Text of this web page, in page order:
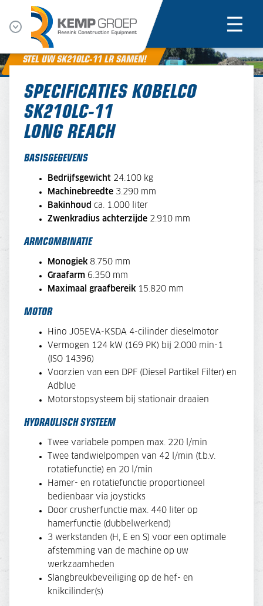
STEL UW SK210LC-11 LR SAMEN!
SPECIFICATIES KOBELCO
SK210LC-11
LONG REACH
BASISGEGEVENS
Bedrijfsgewicht 24.100 kg
Machinebreedte 3.290 mm
Bakinhoud ca. 1.000 liter
Zwenkradius achterzijde 2.910 mm
ARMCOMBINATIE
Monogiek 8.750 mm
Graafarm 6.350 mm
Maximaal graafbereik 15.820 mm
MOTOR
Hino J05EVA-KSDA 4-cilinder dieselmotor
Vermogen 124 kW (169 PK) bij 2.000 min-1
(ISO 14396)
Voorzien van een DPF (Diesel Partikel Filter) en
Adblue
Motorstopsysteem bij stationair draaien
HYDRAULISCH SYSTEEM
Twee variabele pompen max. 220 l/min
Twee tandwielpompen van 42 l/min (t.b.v.
rotatiefunctie) en 20 l/min
Hamer- en rotatiefunctie proportioneel
bedienbaar via joysticks
Door crusherfunctie max. 440 liter op
hamerfunctie (dubbelwerkend)
3 werkstanden (H, E en S) voor een optimale
afstemming van de machine op uw
werkzaamheden
Slangbreukbeveiliging op de hef- en
knikcilinder(s)